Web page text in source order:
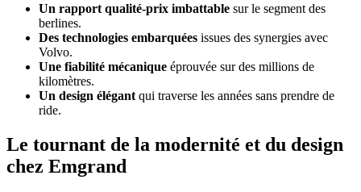
Un rapport qualité-prix imbattable sur le segment des
berlines.
Des technologies embarquées issues des synergies avec
Volvo.
Une fiabilité mécanique éprouvée sur des millions de
kilomètres.
Un design élégant qui traverse les années sans prendre de
ride.
Le tournant de la modernité et du design
chez Emgrand